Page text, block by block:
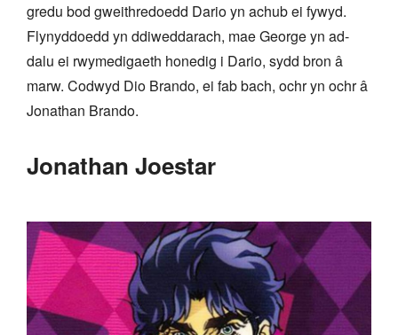
gredu bod gweithredoedd Dario yn achub ei fywyd.
Flynyddoedd yn ddiweddarach, mae George yn ad-
dalu ei rwymedigaeth honedig i Dario, sydd bron â
marw. Codwyd Dio Brando, ei fab bach, ochr yn ochr â
Jonathan Brando.
Jonathan Joestar